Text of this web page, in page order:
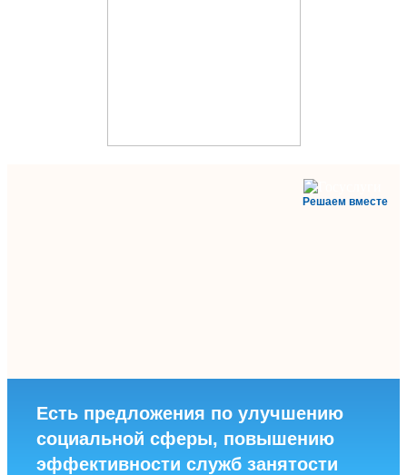
Решаем вместе
Есть предложения по улучшению
социальной сферы, повышению
эффективности служб занятости